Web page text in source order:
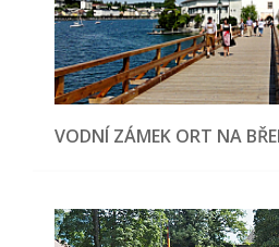
VODNÍ ZÁMEK ORT NA